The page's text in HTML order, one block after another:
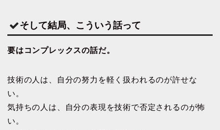
そして結局、こういう話って
要はコンプレックスの話だ。
技術の人は、自分の努力を軽く扱われるのが許せな
い。
気持ちの人は、自分の表現を技術で否定されるのが怖
い。